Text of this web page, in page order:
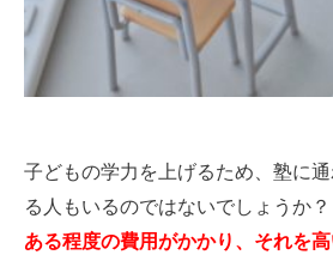
子どもの学力を上げるため、塾に
る人もいるのではないでしょうか？
ある程度の費用がかかり、それを